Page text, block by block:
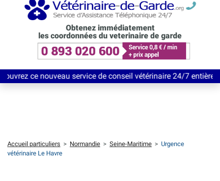
Obtenez immédiatement
les coordonnées du veterinaire de garde
service de conseil vétérinaire 24/7 entièrement
Accueil particuliers > Normandie > Seine-Maritime > Urgence
vétérinaire Le Havre